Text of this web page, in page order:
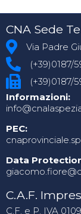
CNA Sede
Via Padre
(+39)0187/
(+39)0187/
Informazioni:
PEC:
Data
C.A.F.
C.F. e P. IVA